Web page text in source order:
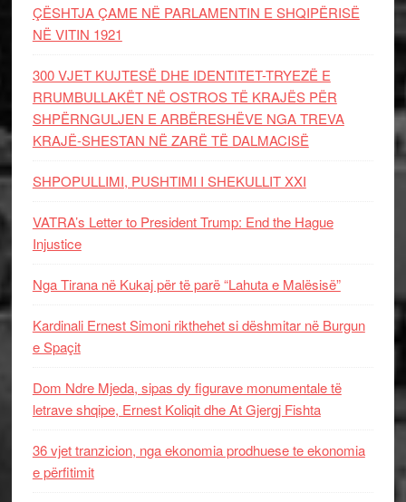
ÇËSHTJA ÇAME NË PARLAMENTIN E SHQIPËRISË
NË VITIN 1921
300 VJET KUJTESË DHE IDENTITET-TRYEZË E
RRUMBULLAKËT NË OSTROS TË KRAJËS PËR
SHPËRNGULJEN E ARBËRESHËVE NGA TREVA
KRAJË-SHESTAN NË ZARË TË DALMACISË
SHPOPULLIMI, PUSHTIMI I SHEKULLIT XXI
VATRA’s Letter to President Trump: End the Hague
Injustice
Nga Tirana në Kukaj për të parë “Lahuta e Malësisë”
Kardinali Ernest Simoni rikthehet si dëshmitar në Burgun
e Spaçit
Dom Ndre Mjeda, sipas dy figurave monumentale të
letrave shqipe, Ernest Koliqit dhe At Gjergj Fishta
36 vjet tranzicion, nga ekonomia prodhuese te ekonomia
e përfitimit